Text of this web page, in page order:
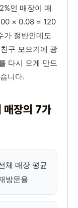
인 매장이 매
× 0.08 = 120
가 절반인데도
구 모으기에 광
다시 오게 만드
니다.
매장의 7가
체 매장 평균
방문율